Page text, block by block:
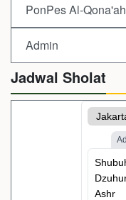
PonPes Al-Qona'ah
Admin
Jadwal Sholat